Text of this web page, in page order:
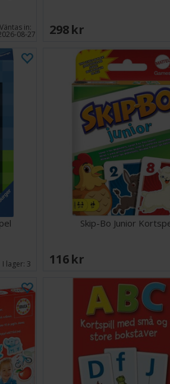
Språk: Svenska
Väntas in:
08-27 298 SEK
I lager: 3
Skip-Bo Junior
116 SEK